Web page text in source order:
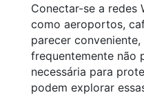
Conectar-se a redes
como aeroportos,
parecer conveniente,
frequentemente não
necessária para
podem explorar